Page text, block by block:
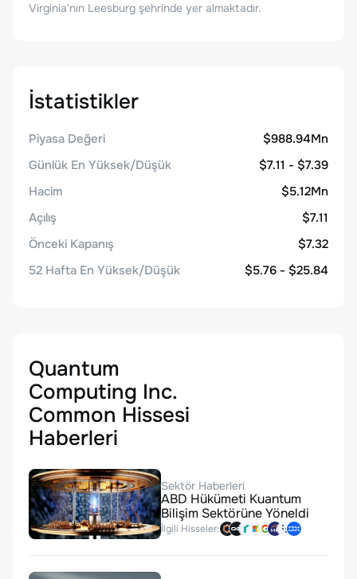
Virginia'nın Leesburg şehrinde yer almaktadır.
İstatistikler
Piyasa Değeri
$988.94Mn
Günlük En Yüksek/Düşük
$7.11 - $7.39
Hacim
$5.12Mn
Açılış
$7.11
Önceki Kapanış
$7.32
52 Hafta En Yüksek/Düşük
$5.76 - $25.84
Quantum
Computing Inc.
Common Hissesi
Haberleri
Sektör Haberleri
ABD Hükümeti Kuantum
Bilişim Sektörüne Yöneldi
İlgili Hisseler: